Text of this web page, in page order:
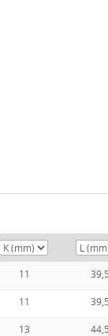
11 39,5
11 39,5
13 44,5